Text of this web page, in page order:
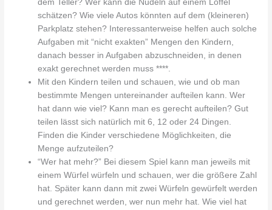
dem Teller? Wer kann die Nudeln auf einem Löffel
schätzen? Wie viele Autos könnten auf dem (kleineren)
Parkplatz stehen? Interessanterweise helfen auch solche
Aufgaben mit “nicht exakten” Mengen den Kindern,
danach besser in Aufgaben abzuschneiden, in denen
exakt gerechnet werden muss ****.
Mit den Kindern teilen und schauen, wie und ob man
bestimmte Mengen untereinander aufteilen kann. Wer
hat dann wie viel? Kann man es gerecht aufteilen? Gut
teilen lässt sich natürlich mit 6, 12 oder 24 Dingen.
Finden die Kinder verschiedene Möglichkeiten, die
Menge aufzuteilen?
“Wer hat mehr?” Bei diesem Spiel kann man jeweils mit
einem Würfel würfeln und schauen, wer die größere Zahl
hat. Später kann dann mit zwei Würfeln gewürfelt werden
und gerechnet werden, wer nun mehr hat. Wie viel hat